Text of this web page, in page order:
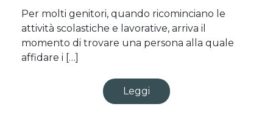
Per molti genitori, quando ricominciano le
attività scolastiche e lavorative, arriva il
momento di trovare una persona alla quale
affidare i […]
Leggi